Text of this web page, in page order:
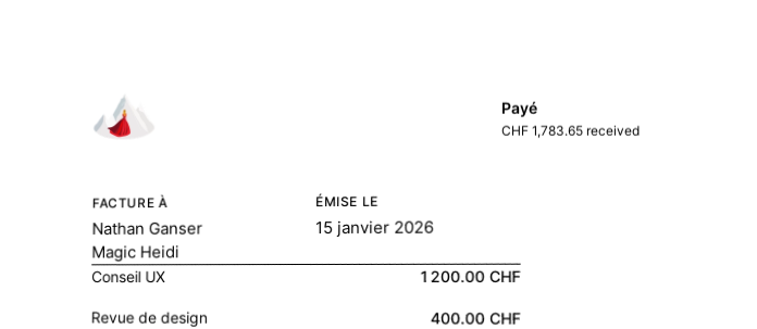
FACTURE À
Nathan Ganser
Magic Heidi
ÉMISE LE
15 janvier 2026
Conseil UX 1 200.00 CHF
Revue de design 400.00 CHF
Payé
CHF 1,783.65 received